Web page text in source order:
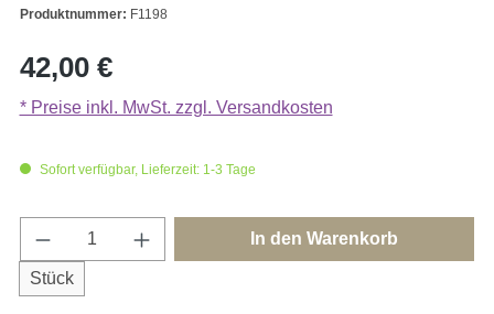
Produktnummer: F1198
Regulärer Preis:
42,00 €
* Preise inkl. MwSt. zzgl. Versandkosten
Sofort verfügbar, Lieferzeit: 1-3 Tage
Produkt Anzahl: Gib den gewünschten
Stück
In den Warenkorb